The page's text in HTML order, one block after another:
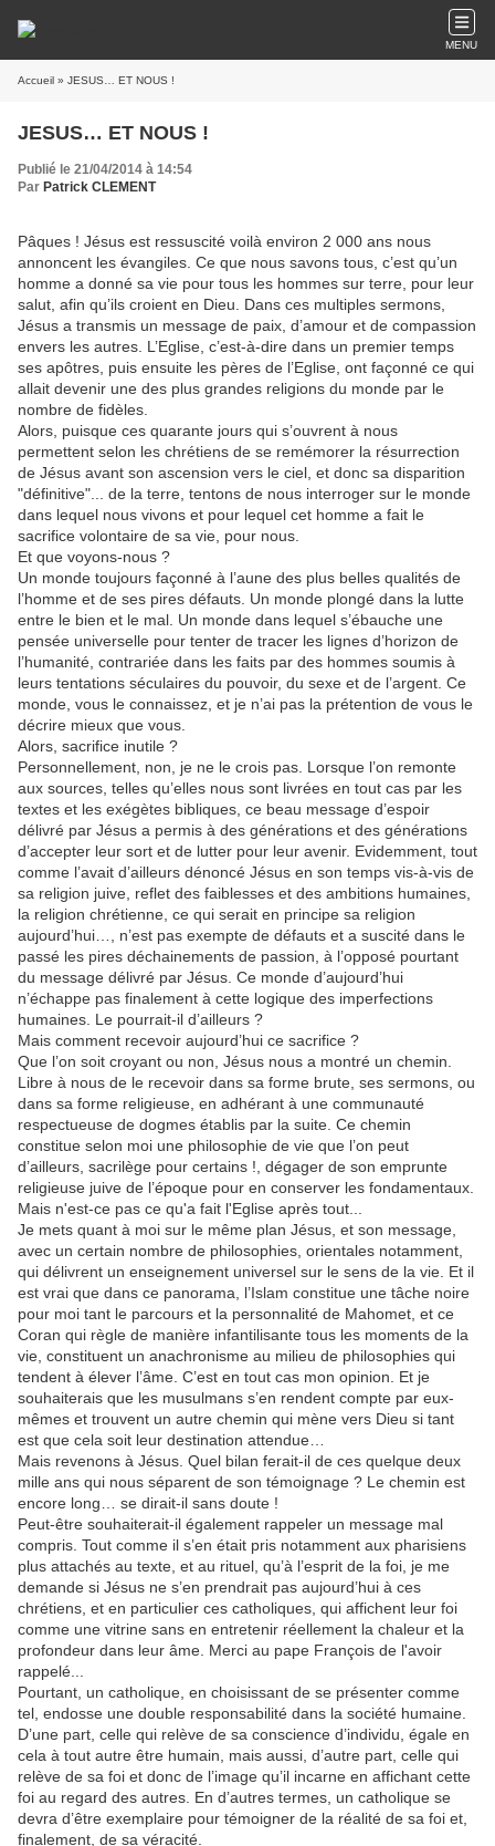
MENU
Accueil » JESUS… ET NOUS !
JESUS… ET NOUS !
Publié le 21/04/2014 à 14:54
Par Patrick CLEMENT
Pâques ! Jésus est ressuscité voilà environ 2 000 ans nous
annoncent les évangiles. Ce que nous savons tous, c’est qu’un
homme a donné sa vie pour tous les hommes sur terre, pour leur
salut, afin qu’ils croient en Dieu. Dans ces multiples sermons,
Jésus a transmis un message de paix, d’amour et de compassion
envers les autres. L’Eglise, c’est-à-dire dans un premier temps
ses apôtres, puis ensuite les pères de l’Eglise, ont façonné ce qui
allait devenir une des plus grandes religions du monde par le
nombre de fidèles.
Alors, puisque ces quarante jours qui s’ouvrent à nous
permettent selon les chrétiens de se remémorer la résurrection
de Jésus avant son ascension vers le ciel, et donc sa disparition
"définitive"... de la terre, tentons de nous interroger sur le monde
dans lequel nous vivons et pour lequel cet homme a fait le
sacrifice volontaire de sa vie, pour nous.
Et que voyons-nous ?
Un monde toujours façonné à l’aune des plus belles qualités de
l’homme et de ses pires défauts. Un monde plongé dans la lutte
entre le bien et le mal. Un monde dans lequel s’ébauche une
pensée universelle pour tenter de tracer les lignes d’horizon de
l’humanité, contrariée dans les faits par des hommes soumis à
leurs tentations séculaires du pouvoir, du sexe et de l’argent. Ce
monde, vous le connaissez, et je n’ai pas la prétention de vous le
décrire mieux que vous.
Alors, sacrifice inutile ?
Personnellement, non, je ne le crois pas. Lorsque l’on remonte
aux sources, telles qu’elles nous sont livrées en tout cas par les
textes et les exégètes bibliques, ce beau message d’espoir
délivré par Jésus a permis à des générations et des générations
d’accepter leur sort et de lutter pour leur avenir. Evidemment, tout
comme l’avait d’ailleurs dénoncé Jésus en son temps vis-à-vis de
sa religion juive, reflet des faiblesses et des ambitions humaines,
la religion chrétienne, ce qui serait en principe sa religion
aujourd’hui…, n’est pas exempte de défauts et a suscité dans le
passé les pires déchainements de passion, à l’opposé pourtant
du message délivré par Jésus. Ce monde d’aujourd’hui
n’échappe pas finalement à cette logique des imperfections
humaines. Le pourrait-il d’ailleurs ?
Mais comment recevoir aujourd’hui ce sacrifice ?
Que l’on soit croyant ou non, Jésus nous a montré un chemin.
Libre à nous de le recevoir dans sa forme brute, ses sermons, ou
dans sa forme religieuse, en adhérant à une communauté
respectueuse de dogmes établis par la suite. Ce chemin
constitue selon moi une philosophie de vie que l’on peut
d’ailleurs, sacrilège pour certains !, dégager de son emprunte
religieuse juive de l’époque pour en conserver les fondamentaux.
Mais n'est-ce pas ce qu'a fait l'Eglise après tout...
Je mets quant à moi sur le même plan Jésus, et son message,
avec un certain nombre de philosophies, orientales notamment,
qui délivrent un enseignement universel sur le sens de la vie. Et il
est vrai que dans ce panorama, l’Islam constitue une tâche noire
pour moi tant le parcours et la personnalité de Mahomet, et ce
Coran qui règle de manière infantilisante tous les moments de la
vie, constituent un anachronisme au milieu de philosophies qui
tendent à élever l’âme. C’est en tout cas mon opinion. Et je
souhaiterais que les musulmans s’en rendent compte par eux-
mêmes et trouvent un autre chemin qui mène vers Dieu si tant
est que cela soit leur destination attendue…
Mais revenons à Jésus. Quel bilan ferait-il de ces quelque deux
mille ans qui nous séparent de son témoignage ? Le chemin est
encore long… se dirait-il sans doute !
Peut-être souhaiterait-il également rappeler un message mal
compris. Tout comme il s’en était pris notamment aux pharisiens
plus attachés au texte, et au rituel, qu’à l’esprit de la foi, je me
demande si Jésus ne s’en prendrait pas aujourd’hui à ces
chrétiens, et en particulier ces catholiques, qui affichent leur foi
comme une vitrine sans en entretenir réellement la chaleur et la
profondeur dans leur âme. Merci au pape François de l'avoir
rappelé...
Pourtant, un catholique, en choisissant de se présenter comme
tel, endosse une double responsabilité dans la société humaine.
D’une part, celle qui relève de sa conscience d’individu, égale en
cela à tout autre être humain, mais aussi, d’autre part, celle qui
relève de sa foi et donc de l’image qu’il incarne en affichant cette
foi au regard des autres. En d’autres termes, un catholique se
devra d’être exemplaire pour témoigner de la réalité de sa foi et,
finalement, de sa véracité.